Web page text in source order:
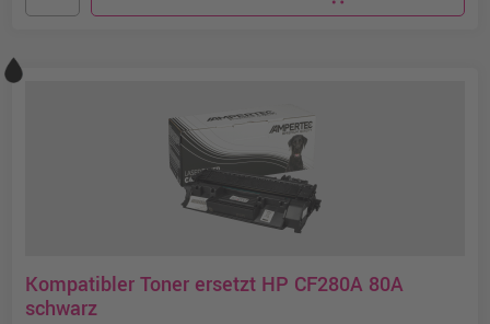
Kompatibler Toner ersetzt HP CF280A 80A
schwarz